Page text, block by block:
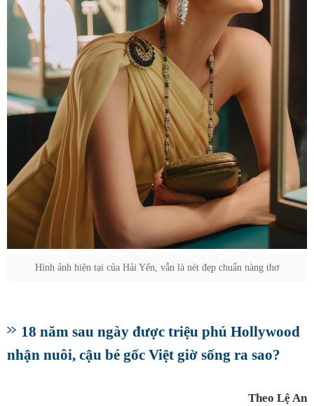
Hình ảnh hiện tại của Hải Yến, vẫn là nét đẹp chuẩn nàng thơ
18 năm sau ngày được triệu phú Hollywood
nhận nuôi, cậu bé gốc Việt giờ sống ra sao?
Theo Lệ An